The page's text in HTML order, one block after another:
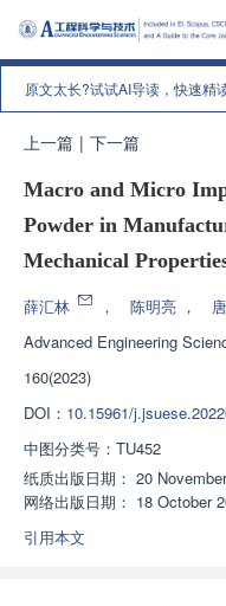
原文太长?试试AI导读，快速精
上一篇 | 下一篇
Macro and Micro
Powder in
Mechanical
薛汇林 ， 陈明亮 ，
Advanced Engineering
160(2023)
DOI： 10.15961/
中图分类号： TU452
纸质出版日期： 20
网络出版日期： 18 October
引用本文